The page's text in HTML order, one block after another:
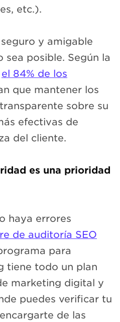
etc.).
y amigable
sea posible. Según la
el 84% de los
que mantener los
sobre su
efectivas de
del cliente.
es una prioridad
haya errores
de auditoría SEO
para
tiene todo un plan
marketing digital y
puedes verificar tu
de las